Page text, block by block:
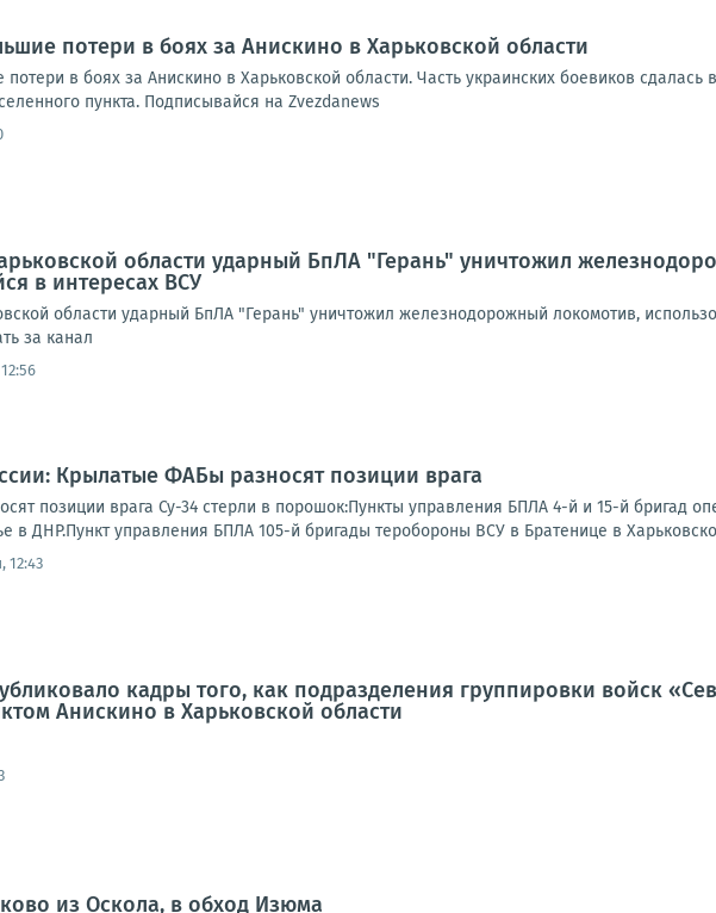
потери в боях за Анискино в Харьковской области
в боях за Анискино в Харьковской области. Часть украинских боевиков сдалась
пункта. Подписывайся на Zvezdanews
области ударный БпЛА "Герань" уничтожил
в интересах ВСУ
области ударный БпЛА "Герань" уничтожил железнодорожный локомотив,
за канал
Крылатые ФАБы разносят позиции врага
позиции врага Су-34 стерли в порошок:Пункты управления БПЛА 4-й и 15-й бригад
в ДНР.Пункт управления БПЛА 105-й бригады теробороны ВСУ в Братенице в
12:43
кадры того, как подразделения группировки войск
Анискино в Харьковской области
из Оскола, в обход Изюма